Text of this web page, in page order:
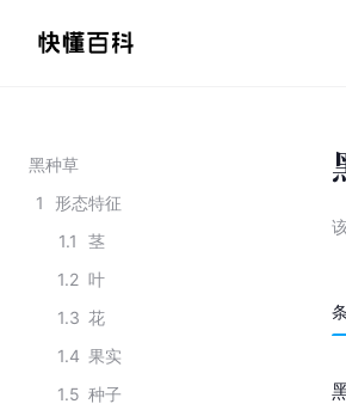
黑种草
1
形态特征
1.1
茎
1.2 叶
1.3 花
1.4 果实
1.5 种子